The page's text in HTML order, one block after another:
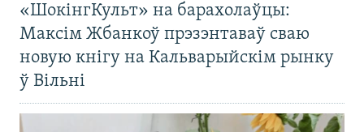
«ШокінгКульт» на барахолаўцы:
Максім Жбанкоў прэзэнтаваў сваю
новую кнігу на Кальварыйскім рынку
ў Вільні